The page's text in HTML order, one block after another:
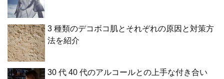
3 種類のデコボコ肌とそれぞれの原因と対策方
法を紹介
30 代 40 代のアルコールとの上手な付き合い